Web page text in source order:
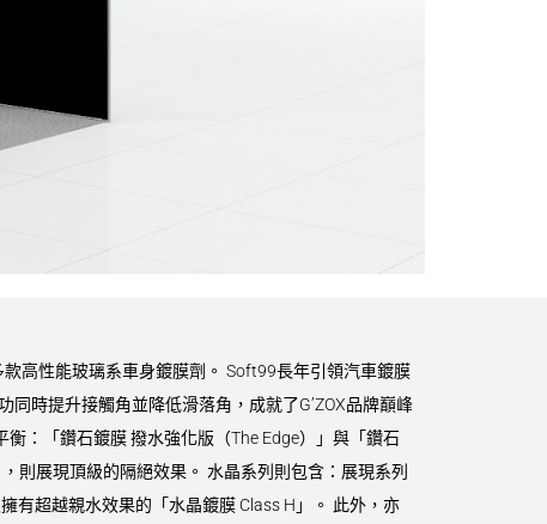
高性能玻璃系車身鍍膜劑。 Soft99長年引領汽車鍍膜
時提升接觸角並降低滑落角，成就了G’ZOX品牌巔峰
：「鑽石鍍膜 撥水強化版（The Edge）」與「鑽石
則展現頂級的隔絕效果。 水晶系列則包含：展現系列
有超越親水效果的「水晶鍍膜 Class H」。 此外，亦